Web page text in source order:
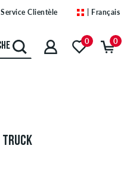
Service Clientèle | Français
0 0